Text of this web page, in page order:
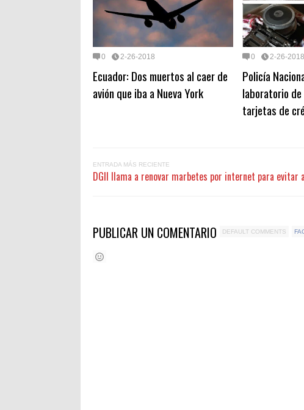
0 2-26-2018
Ecuador: Dos muertos al caer de
avión que iba a Nueva York
0 2-26-2018
Policía
laboratorio
tarjetas de
ENTRADA MÁS RECIENTE
DGII llama a renovar marbetes por internet para evitar
PUBLICAR UN COMENTARIO DEFAULT COMMENTS